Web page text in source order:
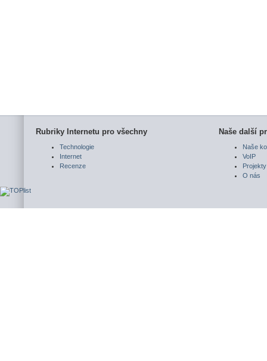
Rubriky Internetu pro všechny
Technologie
Internet
Recenze
Naše další
Naše
VoIP
Projekty
O nás